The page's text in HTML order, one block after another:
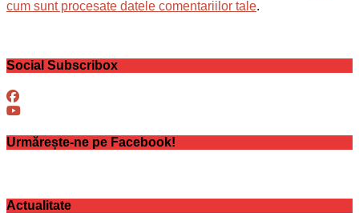
cum sunt procesate datele comentariilor tale.
Social Subscribox
Urmărește-ne pe Facebook!
Actualitate